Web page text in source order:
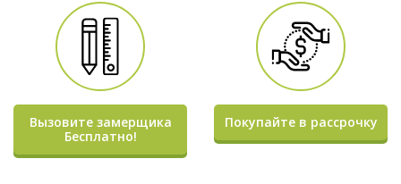
Вызовите замерщика
Бесплатно!
Покупайте в рассрочку